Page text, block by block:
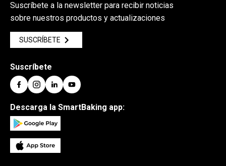
Suscríbete a la newsletter para recibir noticias
sobre nuestros productos y actualizaciones
SUSCRÍBETE
Suscríbete
Descarga la SmartBaking app: